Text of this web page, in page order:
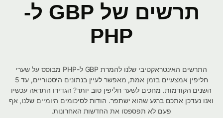
תרשים של GBP ל-
PHP
התרשים האינטראקטיבי שלנו להמרת GBP ל-PHP מבוסס על שערי
חליפין אמצעיים בזמן אמת, מאפשר לעיין בנתונים היסטוריים, עד 5
השנים הקודמות. מחכים לשער חליפין טוב יותר? הגדירו התראה עכשיו
ואנו נעדכן אתכם ברגע שהוא ישתפר. הודות לסיכומים היומיים שלנו, אף
פעם לא תפספסו את החדשות האחרונות.